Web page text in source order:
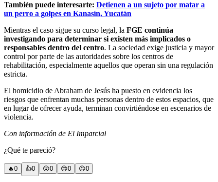
También puede interesarte: Detienen a un sujeto por matar a
un perro a golpes en Kanasín, Yucatán
Mientras el caso sigue su curso legal, la FGE continúa
investigando para determinar si existen más implicados o
responsables dentro del centro. La sociedad exige justicia y mayor
control por parte de las autoridades sobre los centros de
rehabilitación, especialmente aquellos que operan sin una regulación
estricta.
El homicidio de Abraham de Jesús ha puesto en evidencia los
riesgos que enfrentan muchas personas dentro de estos espacios, que
en lugar de ofrecer ayuda, terminan convirtiéndose en escenarios de
violencia.
Con información de El Imparcial
¿Qué te pareció?
🔥0 👍0 😲0 😢0 😠0